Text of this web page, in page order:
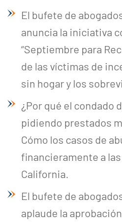
El bufete de
anuncia la iniciativa
“Septiembre para
de las víctimas de
sin hogar y los
¿Por qué el condado
pidiendo prestados
Cómo los casos de
financieramente a
California.
El bufete de
aplaude la